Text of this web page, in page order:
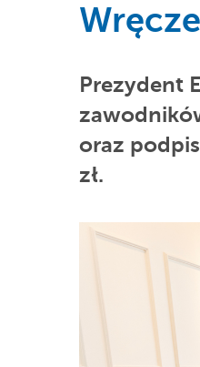
Prezydent
oraz
zł.